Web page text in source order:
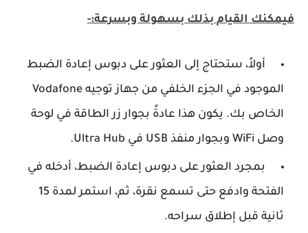
فيمكنك القيام بذلك بسهولة وبسرعة:-
أولاً، ستحتاج إلى العثور على دبوس إعادة الضبط
الموجود في الجزء الخلفي من جهاز توجيه Vodafone
الخاص بك. يكون هذا عادةً بجوار زر الطاقة في لوحة
وصل WiFi وبجوار منفذ USB في Ultra Hub.
بمجرد العثور على دبوس إعادة الضبط، أدخله في
الفتحة وادفع حتى تسمع نقرة، ثم، استمر لمدة 15
ثانية قبل إطلاق سراحه.